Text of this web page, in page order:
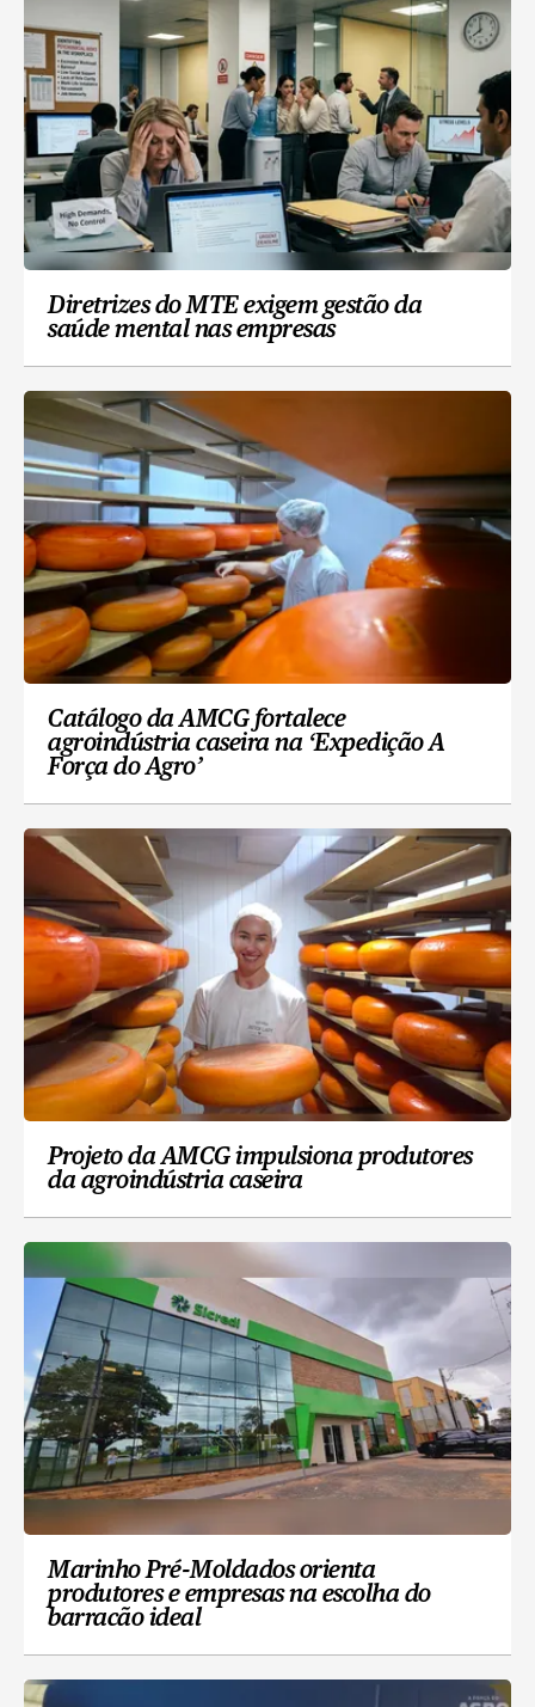
Diretrizes do MTE exigem gestão da
saúde mental nas empresas
Catálogo da AMCG fortalece
agroindústria caseira na ‘Expedição A
Força do Agro’
Projeto da AMCG impulsiona produtores
da agroindústria caseira
Marinho Pré-Moldados orienta
produtores e empresas na escolha do
barracão ideal